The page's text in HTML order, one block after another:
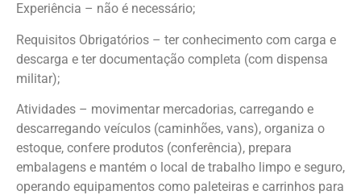
Experiência – não é necessário;
Requisitos Obrigatórios – ter conhecimento com carga e
descarga e ter documentação completa (com dispensa
militar);
Atividades – movimentar mercadorias, carregando e
descarregando veículos (caminhões, vans), organiza o
estoque, confere produtos (conferência), prepara
embalagens e mantém o local de trabalho limpo e seguro,
operando equipamentos como paleteiras e carrinhos para